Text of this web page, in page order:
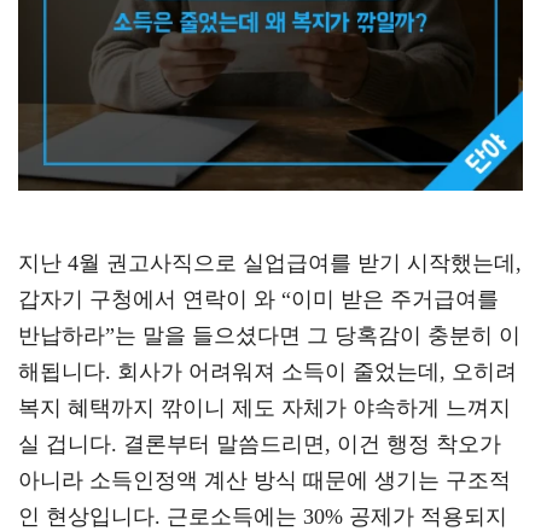
지난 4월 권고사직으로 실업급여를 받기 시작했는데,
갑자기 구청에서 연락이 와 “이미 받은 주거급여를
반납하라”는 말을 들으셨다면 그 당혹감이 충분히 이
해됩니다. 회사가 어려워져 소득이 줄었는데, 오히려
복지 혜택까지 깎이니 제도 자체가 야속하게 느껴지
실 겁니다. 결론부터 말씀드리면, 이건 행정 착오가
아니라 소득인정액 계산 방식 때문에 생기는 구조적
인 현상입니다. 근로소득에는 30% 공제가 적용되지